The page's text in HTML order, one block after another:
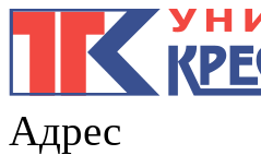
Адрес